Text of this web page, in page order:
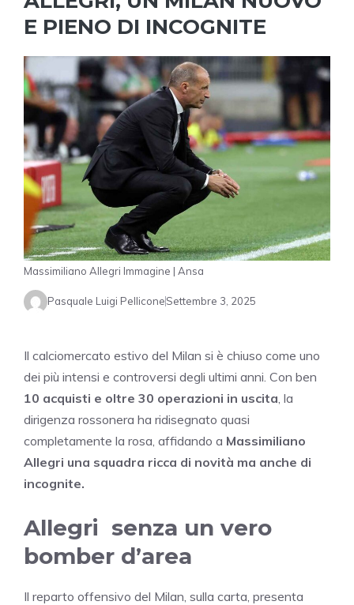
E PIENO DI INCOGNITE
Massimiliano Allegri Immagine | Ansa
Pasquale Luigi PelliconeSettembre 3, 2025
Il calciomercato estivo del Milan si è chiuso come uno
dei più intensi e controversi degli ultimi anni. Con ben
10 acquisti e oltre 30 operazioni in uscita , la
dirigenza rossonera ha ridisegnato quasi
completamente la rosa, affidando a Massimiliano
Allegri una squadra ricca di novità ma anche di
incognite.
Allegri senza un vero
bomber d’area
Il reparto offensivo del Milan, sulla carta, presenta